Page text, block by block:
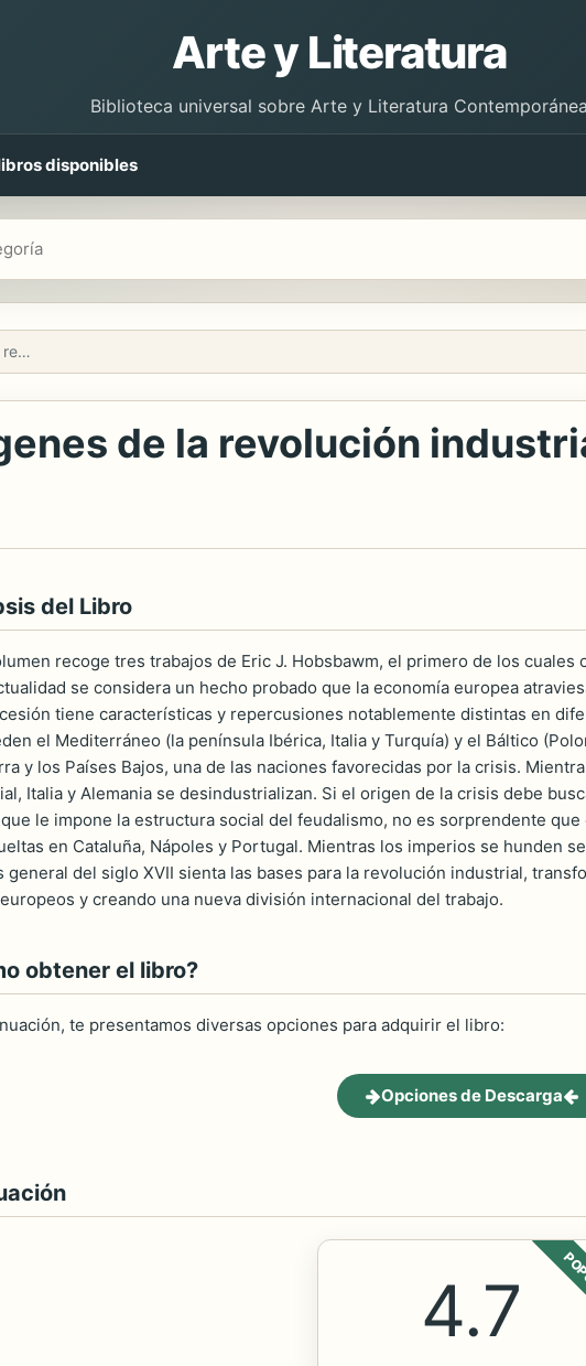
Arte y Literatura
Biblioteca universal sobre Arte y Literatura
disponibles
En torno a los orígenes de la revolución industrial
de la revolución
del Libro
recoge tres trabajos de Eric J. Hobsbawm, el primero de los
se considera un hecho probado que la economía europea
tiene características y repercusiones notablemente distintas en
el Mediterráneo (la península Ibérica, Italia y Turquía) y el Báltico
y los Países Bajos, una de las naciones favorecidas por la crisis.
Italia y Alemania se desindustrializan. Si el origen de la crisis debe
le impone la estructura social del feudalismo, no es sorprendente
en Cataluña, Nápoles y Portugal. Mientras los imperios se hunden
general del siglo XVII sienta las bases para la revolución industrial,
y creando una nueva división internacional del trabajo.
obtener el libro?
te presentamos diversas opciones para adquirir el libro:
Opciones de Descarga
4.7